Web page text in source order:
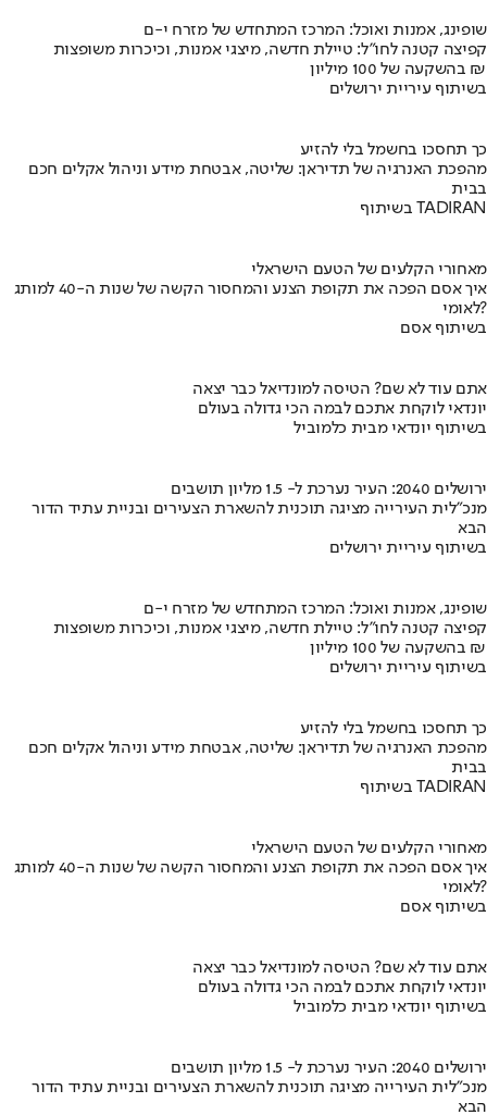
שופינג, אמנות ואוכל: המרכז המתחדש של מזרח י-ם
קפיצה קטנה לחו"ל: טיילת חדשה, מיצגי אמנות, וכיכרות משופצות
בהשקעה של 100 מיליון ₪
בשיתוף עיריית ירושלים
כך תחסכו בחשמל בלי להזיע
מהפכת האנרגיה של תדיראן: שליטה, אבטחת מידע וניהול אקלים חכם
בבית
בשיתוף TADIRAN
מאחורי הקלעים של הטעם הישראלי
איך אסם הפכה את תקופת הצנע והמחסור הקשה של שנות ה-40 למותג
לאומי?
בשיתוף אסם
אתם עוד לא שם? הטיסה למונדיאל כבר יצאה
יונדאי לוקחת אתכם לבמה הכי גדולה בעולם
בשיתוף יונדאי מבית כלמוביל
ירושלים 2040: העיר נערכת ל- 1.5 מליון תושבים
מנכ"לית העירייה מציגה תוכנית להשארת הצעירים ובניית עתיד הדור
הבא
בשיתוף עיריית ירושלים
שופינג, אמנות ואוכל: המרכז המתחדש של מזרח י-ם
קפיצה קטנה לחו"ל: טיילת חדשה, מיצגי אמנות, וכיכרות משופצות
בהשקעה של 100 מיליון ₪
בשיתוף עיריית ירושלים
כך תחסכו בחשמל בלי להזיע
מהפכת האנרגיה של תדיראן: שליטה, אבטחת מידע וניהול אקלים חכם
בבית
בשיתוף TADIRAN
מאחורי הקלעים של הטעם הישראלי
איך אסם הפכה את תקופת הצנע והמחסור הקשה של שנות ה-40 למותג
לאומי?
בשיתוף אסם
אתם עוד לא שם? הטיסה למונדיאל כבר יצאה
יונדאי לוקחת אתכם לבמה הכי גדולה בעולם
בשיתוף יונדאי מבית כלמוביל
ירושלים 2040: העיר נערכת ל- 1.5 מליון תושבים
מנכ"לית העירייה מציגה תוכנית להשארת הצעירים ובניית עתיד הדור
הבא